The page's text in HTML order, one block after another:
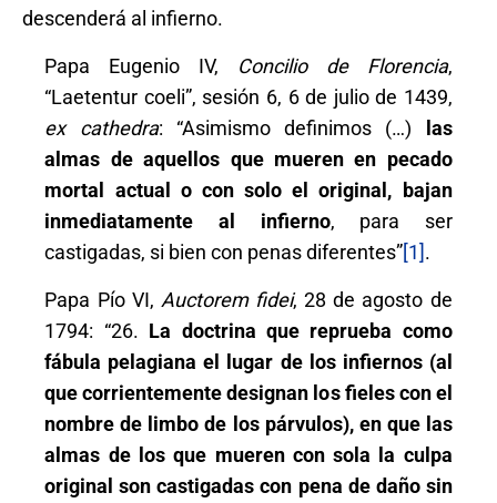
descenderá al infierno.
Papa Eugenio IV, Concilio de Florencia,
“Laetentur coeli”, sesión 6, 6 de julio de 1439,
ex cathedra: “Asimismo definimos (…) las
almas de aquellos que mueren en pecado
mortal actual o con solo el original, bajan
inmediatamente al infierno, para ser
castigadas, si bien con penas diferentes”[1].
Papa Pío VI, Auctorem fidei, 28 de agosto de
1794: “26. La doctrina que reprueba como
fábula pelagiana el lugar de los infiernos (al
que corrientemente designan los fieles con el
nombre de limbo de los párvulos), en que las
almas de los que mueren con sola la culpa
original son castigadas con pena de daño sin